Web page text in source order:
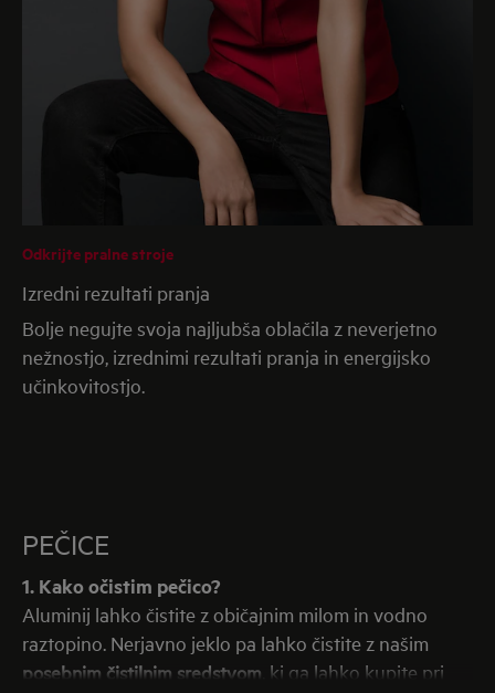
Odkrijte pralne stroje
Izredni rezultati pranja
Bolje negujte svoja najljubša oblačila z neverjetno
nežnostjo, izrednimi rezultati pranja in energijsko
učinkovitostjo.
PEČICE
1. Kako očistim pečico?
Aluminij lahko čistite z običajnim milom in vodno
raztopino. Nerjavno jeklo pa lahko čistite z našim
posebnim čistilnim sredstvom , ki ga lahko kupite pri